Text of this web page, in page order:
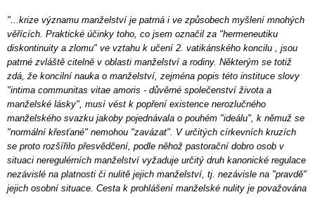
"...krize významu manželství je patrná i ve způsobech myšlení mnohých
věřících. Praktické účinky toho, co jsem označil za "hermeneutiku
diskontinuity a zlomu" ve vztahu k učení 2. vatikánského koncilu , jsou
patrné zvláště citelně v oblasti manželství a rodiny. Některým se totiž
zdá, že koncilní nauka o manželství, zejména popis této instituce slovy
"intima communitas vitae amoris - důvěrné společenství života a
manželské lásky", musí vést k popření existence nerozlučného
manželského svazku jakoby pojednávala o pouhém "ideálu", k němuž se
"normální křesťané" nemohou "zavázat". V určitých církevních kruzích
se proto rozšířilo přesvědčení, podle něhož pastorační dobro osob v
situaci neregulérních manželství vyžaduje určitý druh kanonické regulace
nezávislé na platnosti či nulitě jejich manželství, tj. nezávisle na "pravdě"
jejich osobní situace. Cesta k prohlášení manželské nulity je považována